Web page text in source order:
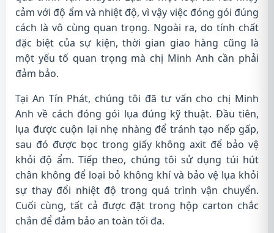
cảm với độ ẩm và nhiệt độ, vì vậy việc đóng gói đúng
cách là vô cùng quan trọng. Ngoài ra, do tính chất
đặc biệt của sự kiện, thời gian giao hàng cũng là
một yếu tố quan trọng mà chị Minh Anh cần phải
đảm bảo.
Tại An Tín Phát, chúng tôi đã tư vấn cho chị Minh
Anh về cách đóng gói lụa đúng kỹ thuật. Đầu tiên,
lụa được cuộn lại nhẹ nhàng để tránh tạo nếp gấp,
sau đó được bọc trong giấy không axit để bảo vệ
khỏi độ ẩm. Tiếp theo, chúng tôi sử dụng túi hút
chân không để loại bỏ không khí và bảo vệ lụa khỏi
sự thay đổi nhiệt độ trong quá trình vận chuyển.
Cuối cùng, tất cả được đặt trong hộp carton chắc
chắn để đảm bảo an toàn tối đa.